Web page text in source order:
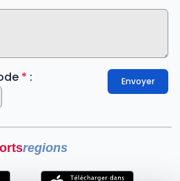
* : Envoyer
regions